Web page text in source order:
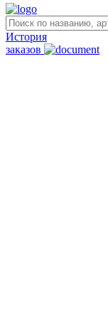
История
заказов